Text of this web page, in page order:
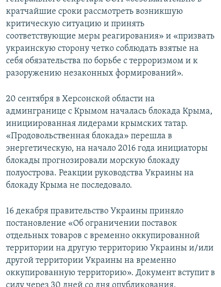
кратчайшие сроки рассмотреть возникшую
критическую ситуацию и принять
соответствующие меры реагирования» и «призвать
украинскую сторону четко соблюдать взятые на
себя обязательства по борьбе с терроризмом и к
разоружению незаконных формирований».
20 сентября в Херсонской области на
админгранице с Крымом началась блокада Крыма,
инициированная лидерами крымских татар.
«Продовольственная блокада» перешла в
энергетическую, на начало 2016 года инициаторы
блокады прогнозировали морскую блокаду
полуострова. Реакции руководства Украины на
блокаду Крыма не последовало.
16 декабря правительство Украины приняло
постановление «Об ограничении поставок
отдельных товаров с временно оккупированной
территории на другую территорию Украины и/или
другой территории Украины на временно
оккупированную территорию». Документ вступит в